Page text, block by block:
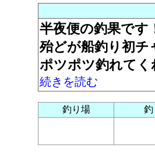
半夜便の釣果です
殆どが船釣り初
ポツポツ釣れて
続きを読む
釣り場 釣